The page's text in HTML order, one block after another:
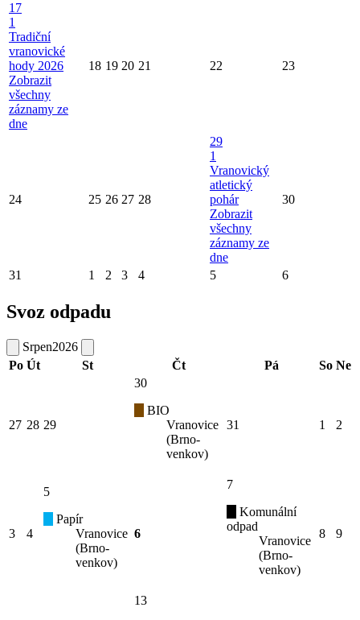
17
1
Tradiční
vranovické
hody 2026
Zobrazit
všechny
záznamy ze
dne
18 19 20 21 22 23
24 25 26 27 28
29
1
Vranovický
atletický
pohár
Zobrazit
všechny
záznamy ze
dne
30
31 1 2 3 4 5 6
Svoz odpadu
Srpen2026
Po Út St Čt Pá So Ne
27 28 29
30
BIO
Vranovice
(Brno-
venkov)
31 1 2
3 4
5
Papír
Vranovice
(Brno-
venkov)
6
7
Komunální
odpad
Vranovice
(Brno-
venkov)
8 9
13